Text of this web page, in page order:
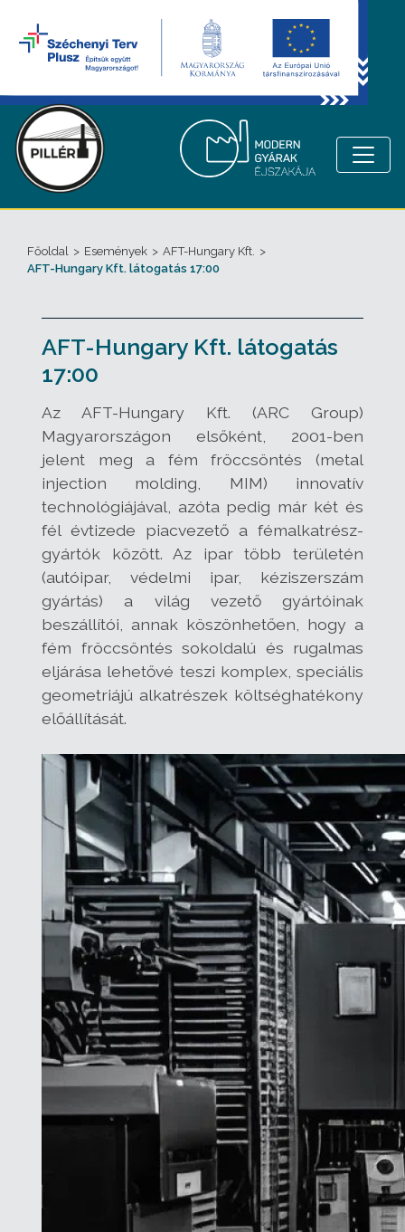
Főoldal > Események > AFT-Hungary Kft. >
AFT-Hungary Kft. látogatás 17:00
AFT-Hungary Kft. látogatás
17:00
Az AFT-Hungary Kft. (ARC Group)
Magyarországon elsőként, 2001-ben
jelent meg a fém fröccsöntés (metal
injection molding, MIM) innovatív
technológiájával, azóta pedig már két és
fél évtizede piacvezető a fémalkatrész-
gyártók között. Az ipar több területén
(autóipar, védelmi ipar, kéziszerszám
gyártás) a világ vezető gyártóinak
beszállítói, annak köszönhetően, hogy a
fém fröccsöntés sokoldalú és rugalmas
eljárása lehetővé teszi komplex, speciális
geometriájú alkatrészek költséghatékony
előállítását.